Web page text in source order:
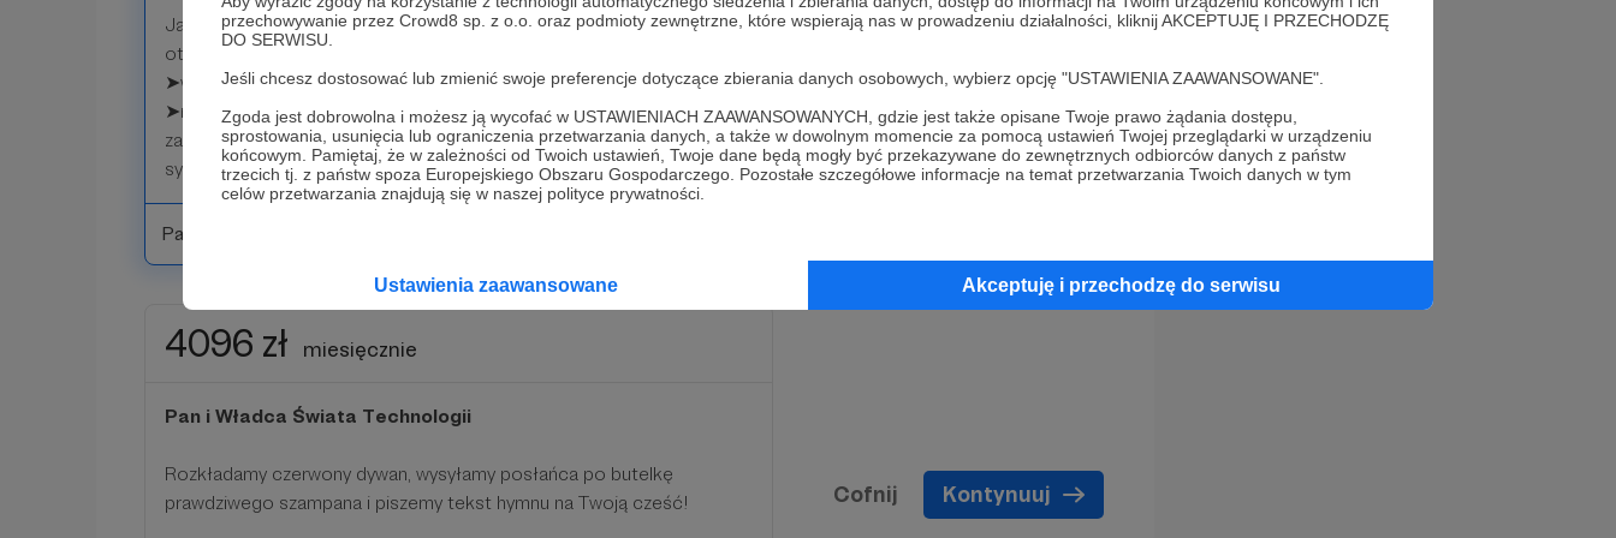
przechowywanie przez Crowd8 sp. z o.o. oraz podmioty zewnętrzne, które wspierają nas w prowadzeniu działalności, kliknij AKCEPTUJĘ I PRZECHODZĘ
DO SERWISU.
Jeśli chcesz dostosować lub zmienić swoje preferencje dotyczące zbierania danych osobowych, wybierz opcję "USTAWIENIA ZAAWANSOWANE".
Zgoda jest dobrowolna i możesz ją wycofać w USTAWIENIACH ZAAWANSOWANYCH, gdzie jest także opisane Twoje prawo żądania dostępu,
sprostowania, usunięcia lub ograniczenia przetwarzania danych, a także w dowolnym momencie za pomocą ustawień Twojej przeglądarki w urządzeniu
końcowym. Pamiętaj, że w zależności od Twoich ustawień, Twoje dane będą mogły być przekazywane do zewnętrznych odbiorców danych z państw
trzecich tj. z państw spoza Europejskiego Obszaru Gospodarczego. Pozostałe szczegółowe informacje na temat przetwarzania Twoich danych w tym
celów przetwarzania znajdują się w naszej polityce prywatności.
Ustawienia zaawansowane Akceptuję i przechodzę do serwisu
Jako nasz wspaniały, wielmożny i czcigodny Mecenas Technologii
otrzymasz:
➤wszystkie dotychczas wymienione benefity,
➤możliwość odbycia indywidualnej konsultacji z FTdL (np. doradztwo w
zakresie infrastruktury hostingowej, projektowania i wdrażania
systemów informatycznych).
Patroni: 0
4096 zł miesięcznie
Pan i Władca Świata Technologii
Rozkładamy czerwony dywan, wysyłamy posłańca po butelkę
prawdziwego szampana i piszemy tekst hymnu na Twoją cześć!
Cofnij Kontynuuj